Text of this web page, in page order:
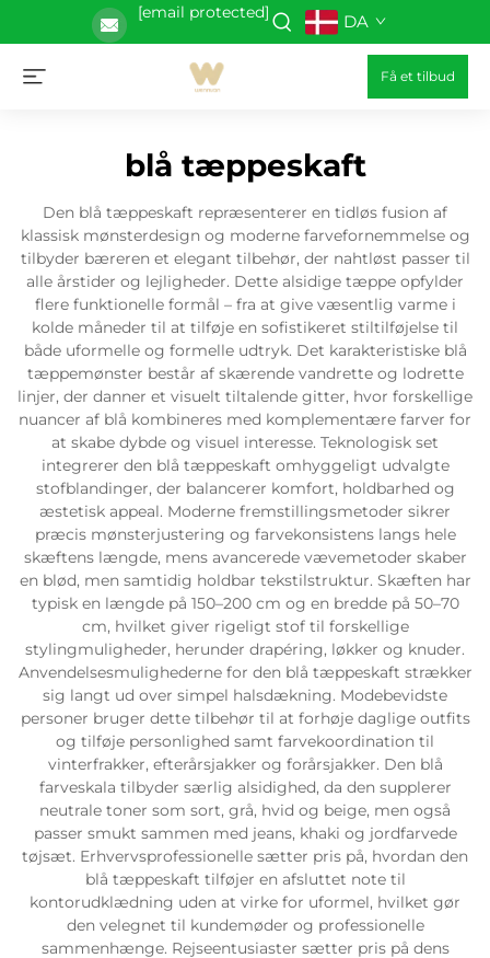
[email protected] DA
Få et tilbud
blå tæppeskaft
Den blå tæppeskaft repræsenterer en tidløs fusion af
klassisk mønsterdesign og moderne farvefornemmelse og
tilbyder bæreren et elegant tilbehør, der nahtløst passer til
alle årstider og lejligheder. Dette alsidige tæppe opfylder
flere funktionelle formål – fra at give væsentlig varme i
kolde måneder til at tilføje en sofistikeret stiltilføjelse til
både uformelle og formelle udtryk. Det karakteristiske blå
tæppemønster består af skærende vandrette og lodrette
linjer, der danner et visuelt tiltalende gitter, hvor forskellige
nuancer af blå kombineres med komplementære farver for
at skabe dybde og visuel interesse. Teknologisk set
integrerer den blå tæppeskaft omhyggeligt udvalgte
stofblandinger, der balancerer komfort, holdbarhed og
æstetisk appeal. Moderne fremstillingsmetoder sikrer
præcis mønsterjustering og farvekonsistens langs hele
skæftens længde, mens avancerede vævemetoder skaber
en blød, men samtidig holdbar tekstilstruktur. Skæften har
typisk en længde på 150–200 cm og en bredde på 50–70
cm, hvilket giver rigeligt stof til forskellige
stylingmuligheder, herunder drapéring, løkker og knuder.
Anvendelsesmulighederne for den blå tæppeskaft strækker
sig langt ud over simpel halsdækning. Modebevidste
personer bruger dette tilbehør til at forhøje daglige outfits
og tilføje personlighed samt farvekoordination til
vinterfrakker, efterårsjakker og forårsjakker. Den blå
farveskala tilbyder særlig alsidighed, da den supplerer
neutrale toner som sort, grå, hvid og beige, men også
passer smukt sammen med jeans, khaki og jordfarvede
tøjsæt. Erhvervsprofessionelle sætter pris på, hvordan den
blå tæppeskaft tilføjer en afsluttet note til
kontorudklædning uden at virke for uformel, hvilket gør
den velegnet til kundemøder og professionelle
sammenhænge. Rejseentusiaster sætter pris på dens